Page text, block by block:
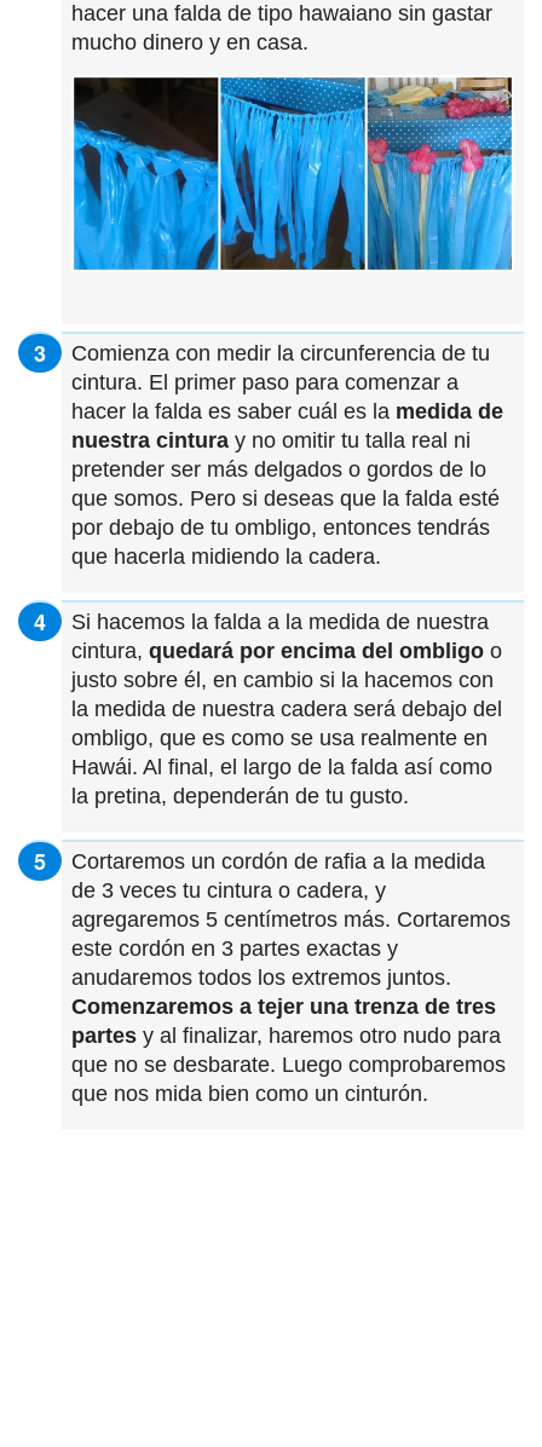
hacer una falda de tipo hawaiano sin gastar
mucho dinero y en casa.
Comienza con medir la circunferencia de tu
cintura. El primer paso para comenzar a
hacer la falda es saber cuál es la medida de
nuestra cintura y no omitir tu talla real ni
pretender ser más delgados o gordos de lo
que somos. Pero si deseas que la falda esté
por debajo de tu ombligo, entonces tendrás
que hacerla midiendo la cadera.
Si hacemos la falda a la medida de nuestra
cintura, quedará por encima del ombligo o
justo sobre él, en cambio si la hacemos con
la medida de nuestra cadera será debajo del
ombligo, que es como se usa realmente en
Hawái. Al final, el largo de la falda así como
la pretina, dependerán de tu gusto.
Cortaremos un cordón de rafia a la medida
de 3 veces tu cintura o cadera, y
agregaremos 5 centímetros más. Cortaremos
este cordón en 3 partes exactas y
anudaremos todos los extremos juntos.
Comenzaremos a tejer una trenza de tres
partes y al finalizar, haremos otro nudo para
que no se desbarate. Luego comprobaremos
que nos mida bien como un cinturón.